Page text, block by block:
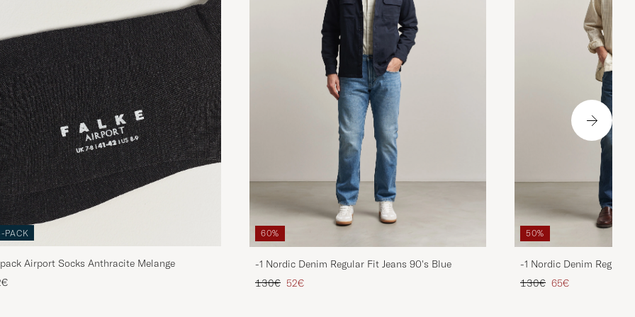
PACK
Airport Socks Anthracite Melange
60%
-1 Nordic Denim Regular Fit Jeans 90's Blue
Regulärer Preis
130€ Reduzierter Preis
52€
50%
-1 Nordic Denim Regular
Regulärer Preis
130€ Reduzierter Preis
65€